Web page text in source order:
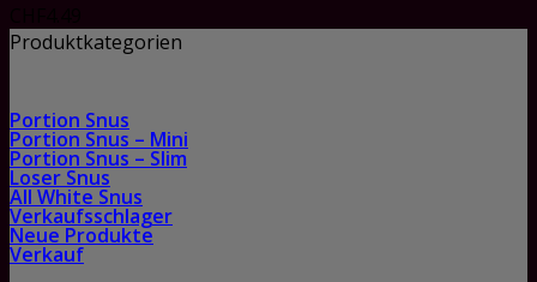
Produktkategorien
Portion Snus
Portion Snus – Mini
Portion Snus – Slim
Loser Snus
All White Snus
Verkaufsschlager
Neue Produkte
Verkauf